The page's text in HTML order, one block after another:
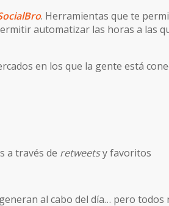
. Herramientas que te
automatizar las horas a las
en los que la gente está
a través de retweetsy favoritos
al cabo del día… pero todos